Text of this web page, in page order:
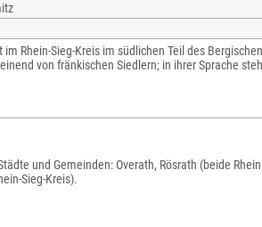
Rhein-Sieg-Kreis im südlichen Teil des
von fränkischen Siedlern; in ihrer Sprache
und Gemeinden: Overath, Rösrath (beide
Sieg-Kreis).